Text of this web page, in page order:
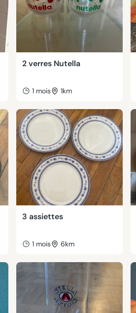
2 verres Nutella
1 mois 1km
3 assiettes
1 mois 6km